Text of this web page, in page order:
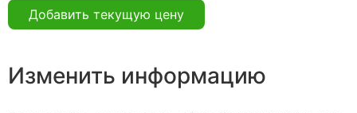
Добавить текущую цену
Изменить информацию